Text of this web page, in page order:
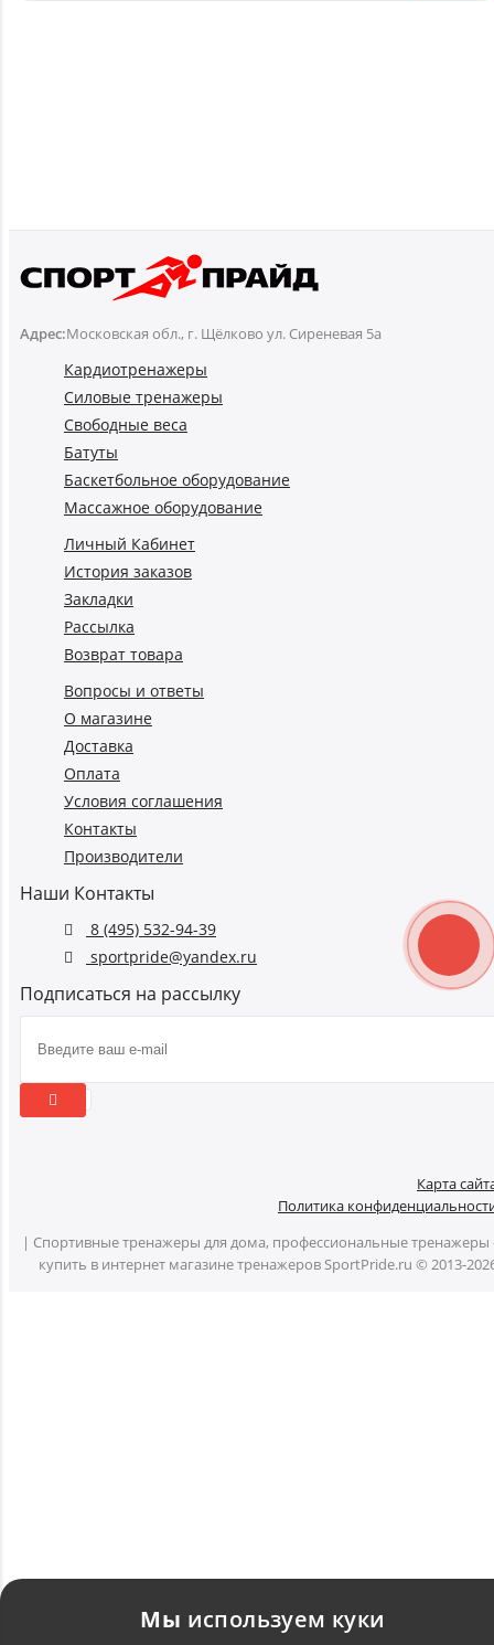
Адрес:Московская обл., г. Щёлково ул. Сиреневая 5а
Кардиотренажеры
Силовые тренажеры
Свободные веса
Батуты
Баскетбольное оборудование
Массажное оборудование
Личный Кабинет
История заказов
Закладки
Рассылка
Возврат товара
Вопросы и ответы
О магазине
Доставка
Оплата
Условия соглашения
Контакты
Производители
Наши Контакты
8 (495) 532-94-39
sportpride@yandex.ru
Подписаться на рассылку
Карта
Политика
| Спортивные тренажеры для дома, профессиональные тренажеры
купить в интернет магазине тренажеров SportPride.ru © 2013-
Мы используем куки